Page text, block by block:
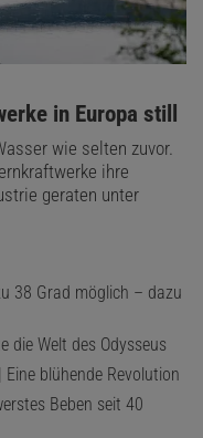
in Europa still
wie selten zuvor.
ihre
geraten unter
38 Grad möglich – dazu
die Welt des Odysseus
| Eine blühende Revolution
Beben seit 40